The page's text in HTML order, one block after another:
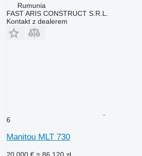
Rumunia
FAST ARIS CONSTRUCT S.R.L.
Kontakt z dealerem
6
Manitou MLT 730